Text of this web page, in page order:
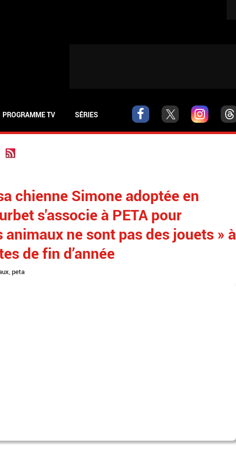
PROGRAMME TV SÉRIES
chienne Simone adoptée en
s'associe à PETA pour
animaux ne sont pas des jouets » à
de fin d’année
, peta